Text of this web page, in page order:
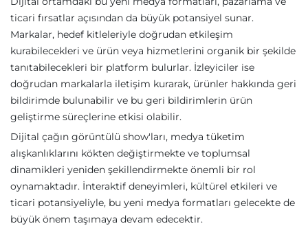
ticari fırsatlar açısından da büyük potansiyel sunar.
Markalar, hedef kitleleriyle doğrudan etkileşim
kurabilecekleri ve ürün veya hizmetlerini organik bir şekilde
tanıtabilecekleri bir platform bulurlar. İzleyiciler ise
doğrudan markalarla iletişim kurarak, ürünler hakkında geri
bildirimde bulunabilir ve bu geri bildirimlerin ürün
geliştirme süreçlerine etkisi olabilir.
Dijital çağın görüntülü show'ları, medya tüketim
alışkanlıklarını kökten değiştirmekte ve toplumsal
dinamikleri yeniden şekillendirmekte önemli bir rol
oynamaktadır. İnteraktif deneyimleri, kültürel etkileri ve
ticari potansiyeliyle, bu yeni medya formatları gelecekte de
büyük önem taşımaya devam edecektir.